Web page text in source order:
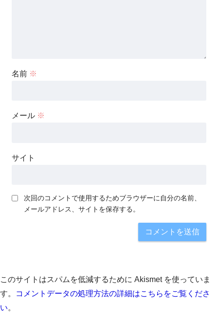
名前 ※
メール ※
サイト
次回のコメントで使用するためブラウザーに自分の名前、
メールアドレス、サイトを保存する。
このサイトはスパムを低減するために Akismet を使っていま
す。
コメントデータの処理方法の詳細はこちらをご覧くださ
い。